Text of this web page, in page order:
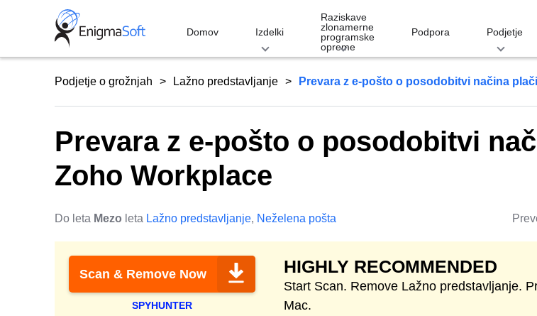
Domov Izdelki
Raziskave
zlonamerne
programske
opreme
Podpora Podjetje
Podjetje o grožnjah Lažno predstavljanje Prevara z e-pošto o posodobitvi načina
Prevara z e-pošto o posodobitvi
Zoho Workplace
Do leta Mezo leta Lažno predstavljanje, Neželena pošta
Scan & Remove Now
SPYHUNTER
HIGHLY RECOMMENDED
Start Scan. Remove Lažno predstavljanje.
Mac.